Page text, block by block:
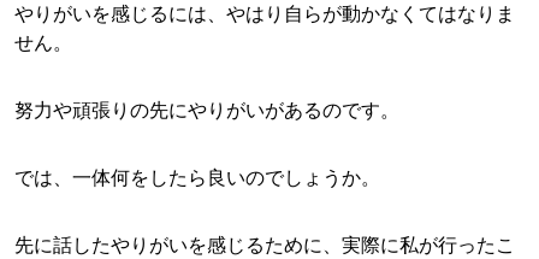
やりがいを感じるには、やはり自らが動かなくてはなりま
せん。
努力や頑張りの先にやりがいがあるのです。
では、一体何をしたら良いのでしょうか。
先に話したやりがいを感じるために、実際に私が行ったこ